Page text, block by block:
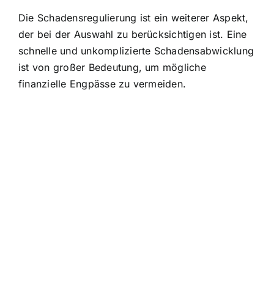
Die Schadensregulierung ist ein weiterer Aspekt,
der bei der Auswahl zu berücksichtigen ist. Eine
schnelle und unkomplizierte Schadensabwicklung
ist von großer Bedeutung, um mögliche
finanzielle Engpässe zu vermeiden.